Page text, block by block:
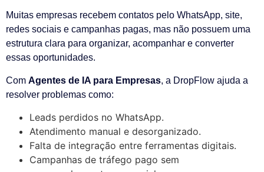
Muitas empresas recebem contatos pelo WhatsApp, site,
redes sociais e campanhas pagas, mas não possuem uma
estrutura clara para organizar, acompanhar e converter
essas oportunidades.
Com Agentes de IA para Empresas, a DropFlow ajuda a
resolver problemas como:
Leads perdidos no WhatsApp.
Atendimento manual e desorganizado.
Falta de integração entre ferramentas digitais.
Campanhas de tráfego pago sem